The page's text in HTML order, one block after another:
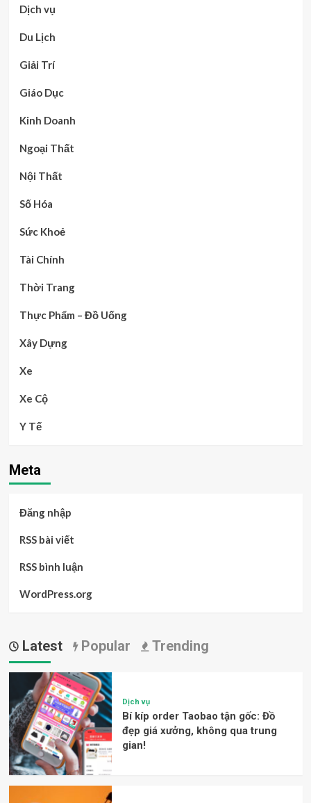
Dịch vụ
Du Lịch
Giải Trí
Giáo Dục
Kinh Doanh
Ngoại Thất
Nội Thất
Số Hóa
Sức Khoẻ
Tài Chính
Thời Trang
Thực Phẩm – Đồ Uống
Xây Dựng
Xe
Xe Cộ
Y Tế
Meta
Đăng nhập
RSS bài viết
RSS bình luận
WordPress.org
Latest Popular Trending
Dịch vụ
Bí kíp order Taobao tận gốc: Đồ
đẹp giá xưởng, không qua trung
gian!